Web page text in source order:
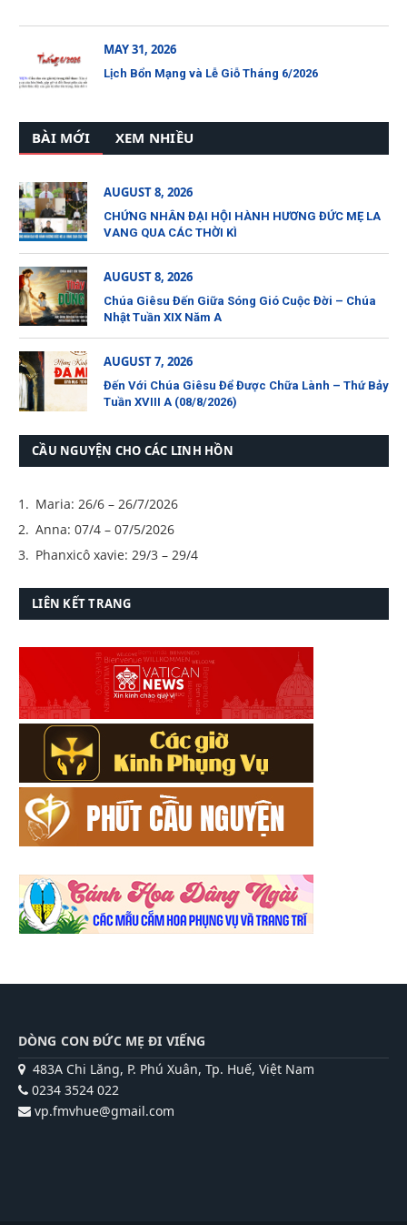
MAY 31, 2026
Lịch Bổn Mạng và Lễ Giỗ Tháng 6/2026
BÀI MỚI XEM NHIỀU
AUGUST 8, 2026
CHỨNG NHÂN ĐẠI HỘI HÀNH HƯƠNG ĐỨC MẸ LA
VANG QUA CÁC THỜI KÌ
AUGUST 8, 2026
Chúa Giêsu Đến Giữa Sóng Gió Cuộc Đời – Chúa
Nhật Tuần XIX Năm A
AUGUST 7, 2026
Đến Với Chúa Giêsu Để Được Chữa Lành – Thứ Bảy
Tuần XVIII A (08/8/2026)
CẦU NGUYỆN CHO CÁC LINH HỒN
Maria: 26/6 – 26/7/2026
Anna: 07/4 – 07/5/2026
Phanxicô xavie: 29/3 – 29/4
LIÊN KẾT TRANG
DÒNG CON ĐỨC MẸ ĐI VIẾNG
483A Chi Lăng, P. Phú Xuân, Tp. Huế, Việt Nam
0234 3524 022
vp.fmvhue@gmail.com